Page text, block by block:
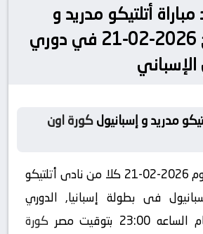
أتلتيكو مدريد و
إسبانيول بتاريخ 2026-02-21 في دوري
الإسباني
مدريد و إسبانيولكورة اون
يلتقى اليوم 2026-02-21 كلا من نادى أتلتيكو
فى بطولة إسبانيا, الدوري
بتوقيت مصر
كورة